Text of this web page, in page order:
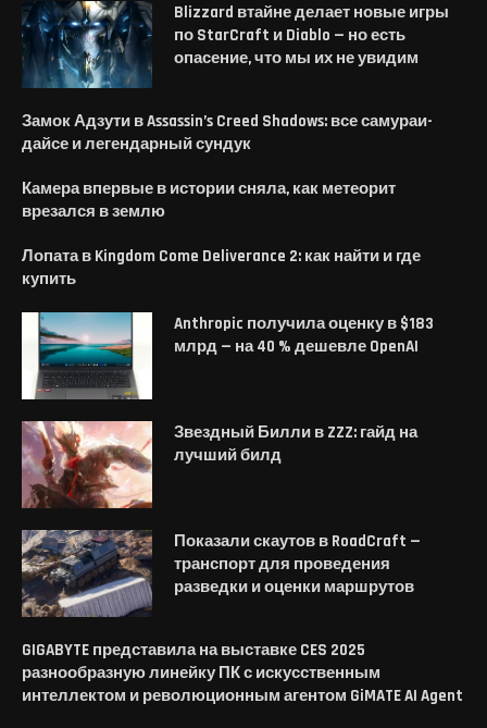
Blizzard втайне делает новые игры
по StarCraft и Diablo — но есть
опасение, что мы их не увидим
Замок Адзути в Assassin’s Creed Shadows: все самураи-
дайсе и легендарный сундук
Камера впервые в истории сняла, как метеорит
врезался в землю
Лопата в Kingdom Come Deliverance 2: как найти и где
купить
Anthropic получила оценку в $183
млрд — на 40 % дешевле OpenAI
Звездный Билли в ZZZ: гайд на
лучший билд
Показали скаутов в RoadCraft —
транспорт для проведения
разведки и оценки маршрутов
GIGABYTE представила на выставке CES 2025
разнообразную линейку ПК с искусственным
интеллектом и революционным агентом GiMATE AI Agent